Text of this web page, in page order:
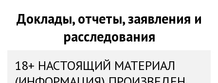
Доклады, отчеты, заявления и
расследования
18+ НАСТОЯЩИЙ МАТЕРИАЛ